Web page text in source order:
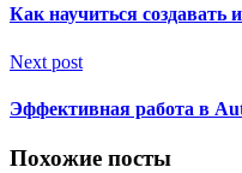
Как научиться создавать
Next post
Эффективная работа в
Похожие посты